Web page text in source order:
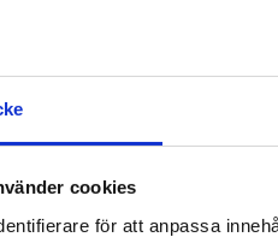
cookies
för att anpassa
av
i vårt kontaktformulär för